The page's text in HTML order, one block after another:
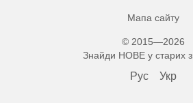
Мапа сайту
© 2015—2026
Знайди НОВЕ у старих
Рус Укр